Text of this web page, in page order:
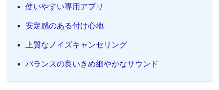
使いやすい専用アプリ
安定感のある付け心地
上質なノイズキャンセリング
バランスの良いきめ細やかなサウンド